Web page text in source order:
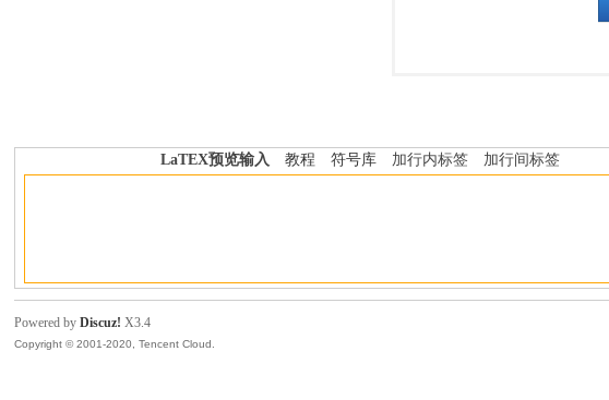
LaTEX预览输入 教程 符号库 加行内标签 加行间标签
Powered byDiscuz! X3.4
Copyright © 2001-2020, Tencent Cloud.